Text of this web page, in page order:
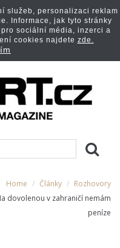
Home Články
Rozhovory
dovolenou v zahraničí nemám
peníze
služeb, personalizaci reklam
Informace, jak tyto stránky
sociální média, inzerci a
cookies najdete zde.